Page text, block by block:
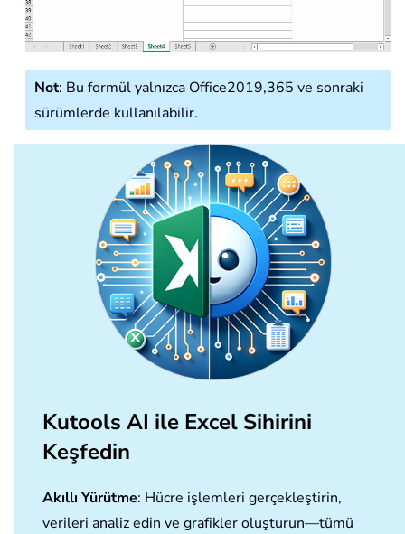
Not: Bu formül yalnızca Office2019,365 ve sonraki
sürümlerde kullanılabilir.
Kutools AI ile Excel Sihirini
Keşfedin
Akıllı Yürütme: Hücre işlemleri gerçekleştirin,
verileri analiz edin ve grafikler oluşturun—tümü